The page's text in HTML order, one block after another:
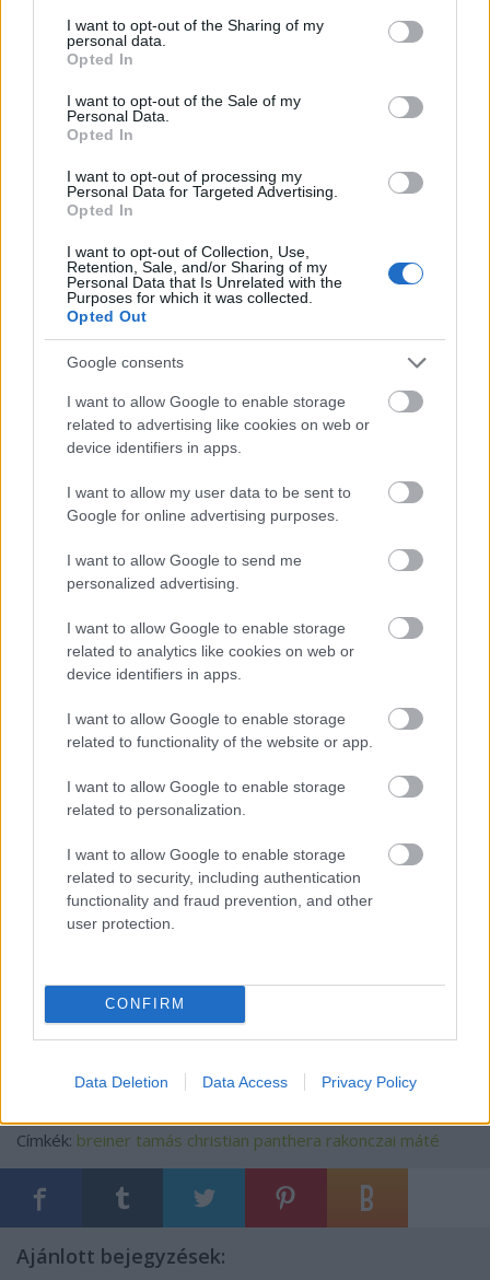
not limited to your visit or usage behaviour. You may click to
grant or deny consent to Google and its third-party tags to
use your data for below specified purposes in below Google
consent section.
I want to opt-out of the Sharing of my
personal data.
Opted In
I want to opt-out of the Sale of my
Personal Data.
Opted In
I want to opt-out of processing my
Personal Data for Targeted Advertising.
Opted In
I want to opt-out of Collection, Use,
Retention, Sale, and/or Sharing of my
Personal Data that Is Unrelated with the
Purposes for which it was collected.
Opted Out
Google consents
I want to allow Google to enable storage
related to advertising like cookies on web or
device identifiers in apps.
I want to allow my user data to be sent to
Google for online advertising purposes.
I want to allow Google to send me
personalized advertising.
I want to allow Google to enable storage
related to analytics like cookies on web or
device identifiers in apps.
I want to allow Google to enable storage
related to functionality of the website or app.
I want to allow Google to enable storage
related to personalization.
I want to allow Google to enable storage
related to security, including authentication
functionality and fraud prevention, and other
user protection.
CONFIRM
Data Deletion Data Access Privacy Policy
Az illuzionista elmondta, imád nyilatkozni, ezért nem is
fogta rövidre, és ha már lehetőség volt rá, megosztott
körülöttünk már a díszletet is lebontották. „A
mentalistának dolga van a szórakoztatáson kívül is.
hétköznapokban elképzelünk róla. Gondolatokat
ébreszt, és rámutat, az emberek többre és másra is
varietészámai villantak be Bulgakov Mester és
Margarita című regényéről, de mielőtt vizualizáltuk
volna a megtévesztett, meztelen nők moszkvai
bolyongását, Panthera utalt arra, ezzel a képességével
megmutatni, hogy az emberekben megvan az a plusz,
amit ha tudnak használni, rendbehozhatják a
magánéletüket, kigyógyulhatnak betegségekből,
egyszóval érezhetik jól magukat ebben az életben.”
Vajon mit gondoltunk volna egy évvel ezelőtt, ha
elhangzik ez a mondat: „A Párizs-Budapest pétanque-
tetszett nekünk Christian Panthera
mentalizmuselmélete, de azért kollégáját, Breiner
Tamást is megkérdeztük. „Ez egy szórakoztató műfaj, és
aki ezt a műfajt előadja, az a mentalista.”
Ezt akár Koós János is mondhatta volna a táncdalok
műfajára, így rátértünk a játékra. „Gyerekkoromban
rengeteg francia filmeket néztünk otthon, ott
rendszeresen feltűnt a pétanque, főleg a Csendőr
sorozatban. Később a spotáruházakban
gondolkodtam, hogy venni kéne ilyen készletet, de nem
tudtam volna kivel játszani. Most végre megtaláltam a
nyerő csapatot”- mondta lelkesen Breiner Tamás.
http://www.blikk.hu/cikk.php?cikk=104770
http://zoom.hu/bulvar/nagy-durranasra-keszul-megasztar
Címkék: breiner tamás christian panthera rakonczai máté
Ajánlott bejegyzések: